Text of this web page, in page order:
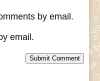
by email.
email.
Submit Comment